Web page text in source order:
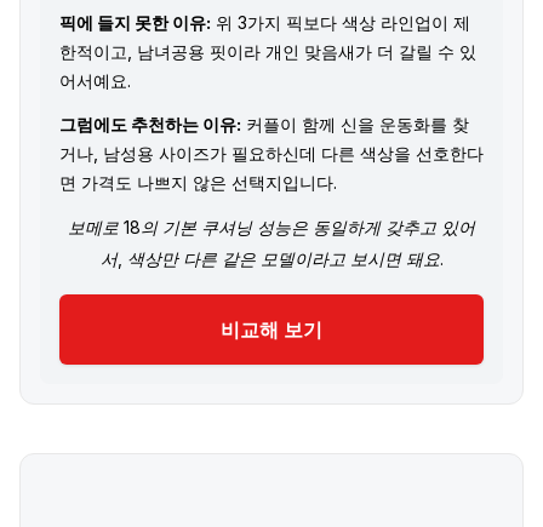
픽에 들지 못한 이유: 위 3가지 픽보다 색상 라인업이 제
한적이고, 남녀공용 핏이라 개인 맞음새가 더 갈릴 수 있
어서예요.
그럼에도 추천하는 이유: 커플이 함께 신을 운동화를 찾
거나, 남성용 사이즈가 필요하신데 다른 색상을 선호한다
면 가격도 나쁘지 않은 선택지입니다.
보메로 18의 기본 쿠셔닝 성능은 동일하게 갖추고 있어
서, 색상만 다른 같은 모델이라고 보시면 돼요.
비교해 보기